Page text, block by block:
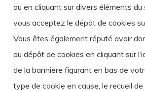
ou en cliquant sur divers éléments du
vous acceptez le dépôt de cookies
Vous êtes également réputé avoir
au dépôt de cookies en cliquant sur
de la bannière figurant en bas de
type de cookie en cause, le recueil